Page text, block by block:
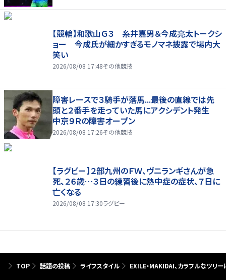
【競輪】和歌山Ｇ３ 糸井嘉男＆今成亮太トークシ
ョー 今成氏が細かすぎるモノマネ披露で場内大
笑い
2026/08/08 17:48その他競技
障害レースで３騎手が落馬...最後の直線では先
頭と２番手を走っていた馬にアクシデント発生
中京９Ｒの障害オープン
2026/08/08 17:26その他競技
【ラグビー】２部九州のＦＷ、ヴニランギさんが急
死、２６歳…３日の練習後に熱中症の症状、７日に
亡くなる
2026/08/08 17:30ラグビー
TOP 話題の投稿 ライフスタイル EXILE・MAKIDAI、カラフルなツリ